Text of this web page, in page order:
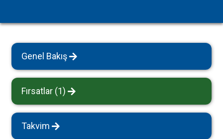
Genel Bakış
Fırsatlar (1)
Takvim